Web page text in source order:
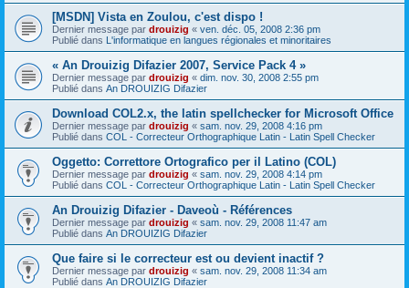
[MSDN] Vista en Zoulou, c'est dispo !
Dernier message par drouizig « ven. déc. 05, 2008 2:36 pm
Publié dans L'informatique en langues régionales et minoritaires
« An Drouizig Difazier 2007, Service Pack 4 »
Dernier message par drouizig « dim. nov. 30, 2008 2:55 pm
Publié dans An DROUIZIG Difazier
Download COL2.x, the latin spellchecker for Microsoft Office
Dernier message par drouizig « sam. nov. 29, 2008 4:16 pm
Publié dans COL - Correcteur Orthographique Latin - Latin Spell Checker
Oggetto: Correttore Ortografico per il Latino (COL)
Dernier message par drouizig « sam. nov. 29, 2008 4:14 pm
Publié dans COL - Correcteur Orthographique Latin - Latin Spell Checker
An Drouizig Difazier - Daveoù - Références
Dernier message par drouizig « sam. nov. 29, 2008 11:47 am
Publié dans An DROUIZIG Difazier
Que faire si le correcteur est ou devient inactif ?
Dernier message par drouizig « sam. nov. 29, 2008 11:34 am
Publié dans An DROUIZIG Difazier